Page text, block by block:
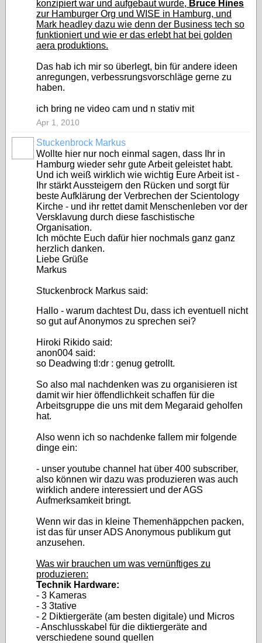
konzipiert war und aufgebaut wurde, Bruce Hines
zur Hamburger Org und WISE in Hamburg, und
Mark headley dazu wie denn der Business tech so
funktioniert und wie er das erlebt hat bei golden
aera produktions.
Das hab ich mir so überlegt, bin für andere ideen
anregungen, verbessrungsvorschläge gerne zu
haben.
ich bring ne video cam und n stativ mit
Apr 1, 2010
Stuckenbrock Markus
Wollte hier nur noch einmal sagen, dass Ihr in
Hamburg wieder sehr gute Arbeit geleistet habt.
Und ich weiß wirklich wie wichtig Eure Arbeit ist -
Ihr stärkt Aussteigern den Rücken und sorgt für
beste Aufklärung der Verbrechen der Scientology
Kirche - und ihr rettet damit Menschenleben vor der
Versklavung durch diese faschistische
Organisation.
Ich möchte Euch dafür hier nochmals ganz ganz
herzlich danken.
Liebe Grüße
Markus
Stuckenbrock Markus said:
Hallo - warum dachtest Du, dass ich eventuell nicht
so gut auf Anonymos zu sprechen sei?
Hiroki Rikido said:
anon004 said:
so Deadwing tl:dr : genug getrollt.
So also mal nachdenken was zu organisieren ist
damit wir hier öffendlichkeit schaffen für die
Arbeitsgruppe die uns mit dem Megaraid geholfen
hat.
Also wenn ich so nachdenke fallem mir folgende
dinge ein:
- unser youtube channel hat über 400 subscriber,
also können wir dazu was produzieren was auch
wirklich andere interessiert und der AGS
Aufmerksamkeit bringt.
Wenn wir das in kleine Themenhäppchen packen,
ist das für unser ADS Anonymous publikum gut
anzusehen.
Was wir brauchen um was vernünftiges zu
produzieren:
Technik Hardware:
- 3 Kameras
- 3 3tative
- 2 Diktiergeräte (am besten digitale) und Micros
- Anschlusskabel für die diktiergeräte and
verschiedene sound quellen